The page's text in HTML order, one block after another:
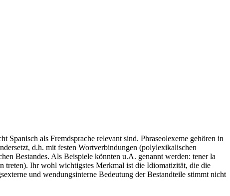
als Fremdsprache relevant sind. Phraseolexeme gehören in
d.h. mit festen Wortverbindungen (polylexikalischen
Bestandes. Als Beispiele könnten u.A. genannt werden: tener la
treten). Ihr wohl wichtigstes Merkmal ist die Idiomatizität, die die
und wendungsinterne Bedeutung der Bestandteile stimmt nicht